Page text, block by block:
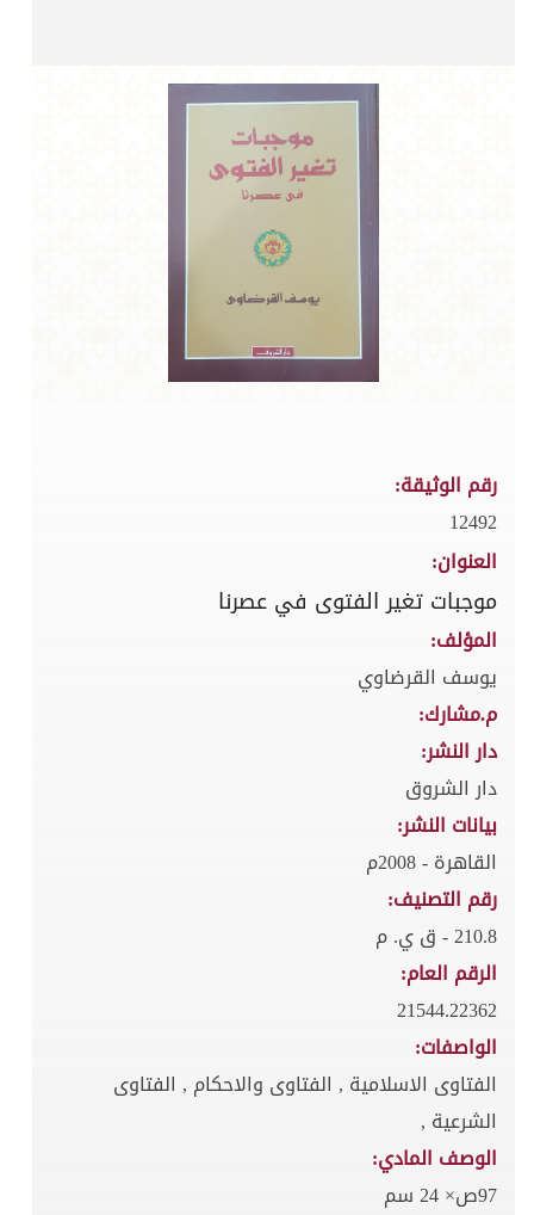
رقم الوثيقة:
12492
العنوان:
موجبات تغير الفتوى في عصرنا
المؤلف:
يوسف القرضاوي
م.مشارك:
دار النشر:
دار الشروق
بيانات النشر:
القاهرة - 2008م
رقم التصنيف:
210.8 - ق ي. م
الرقم العام:
21544.22362
الواصفات:
الفتاوى الاسلامية , الفتاوى والاحكام , الفتاوى
الشرعية ,
الوصف المادي:
97ص× 24 سم